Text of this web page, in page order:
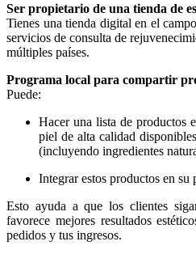
Ser propietario de una tienda de
Tienes una tienda digital en el
servicios de consulta de
múltiples países.
Programa local para compartir
Puede:
Hacer una lista de productos
piel de alta calidad
(incluyendo ingredientes
Integrar estos productos en
Esto ayuda a que los clientes
favorece mejores resultados
pedidos y tus ingresos.